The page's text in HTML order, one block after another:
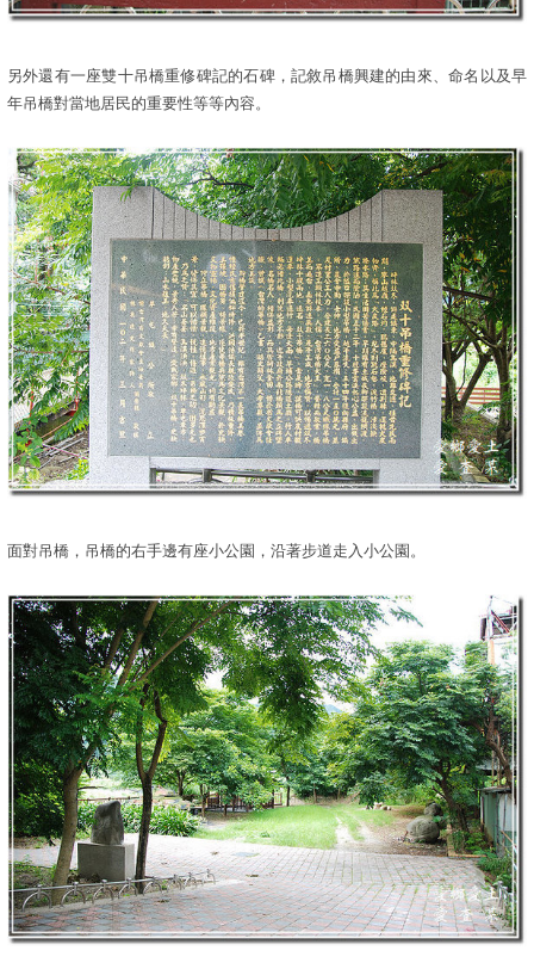
另外還有一座雙十吊橋重修碑記的石碑，記敘吊橋興建的由來、命名以及早
年吊橋對當地居民的重要性等等內容。
面對吊橋，吊橋的右手邊有座小公園，沿著步道走入小公園。